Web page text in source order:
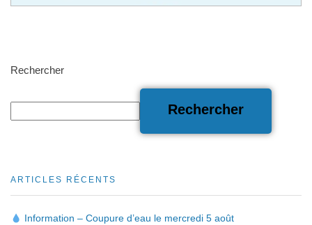
Rechercher
Rechercher
ARTICLES RÉCENTS
Information – Coupure d’eau le mercredi 5 août